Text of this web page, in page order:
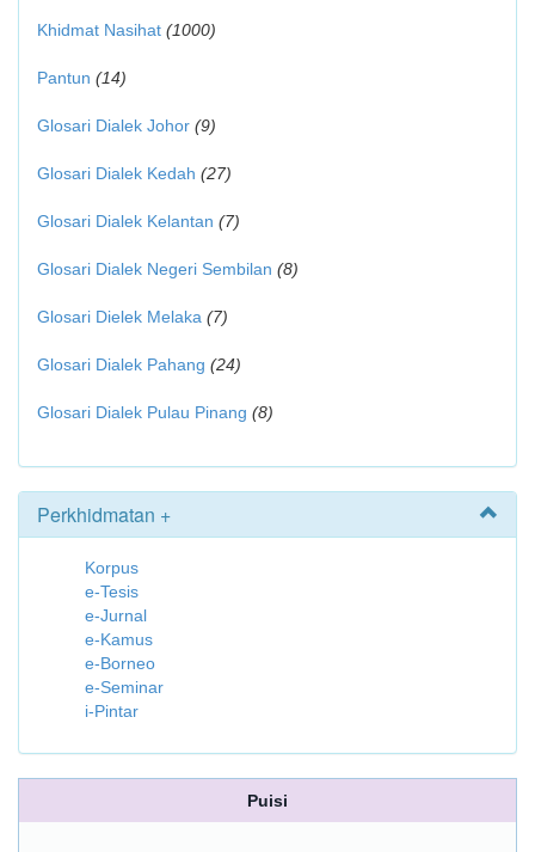
Khidmat Nasihat (1000)
Pantun (14)
Glosari Dialek Johor (9)
Glosari Dialek Kedah (27)
Glosari Dialek Kelantan (7)
Glosari Dialek Negeri Sembilan (8)
Glosari Dielek Melaka (7)
Glosari Dialek Pahang (24)
Glosari Dialek Pulau Pinang (8)
Perkhidmatan +
Korpus
e-Tesis
e-Jurnal
e-Kamus
e-Borneo
e-Seminar
i-Pintar
Puisi